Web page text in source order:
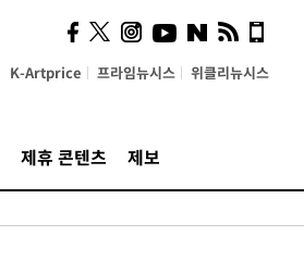
K-Artprice 프라임뉴시스 위클리뉴시스
제휴 콘텐츠 제보
시, 스마트폰 액세서리에
NFC 더했다